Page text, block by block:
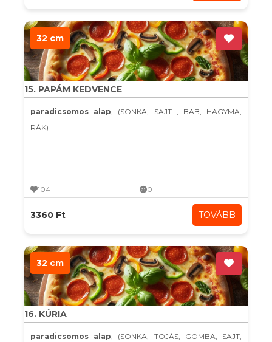
32 cm
15. PAPÁM KEDVENCE
paradicsomos alap, (SONKA, SAJT , BAB, HAGYMA,
RÁK)
104 0
3360 Ft TOVÁBB
32 cm
16. KÚRIA
paradicsomos alap, (SONKA, TOJÁS, GOMBA, SAJT,